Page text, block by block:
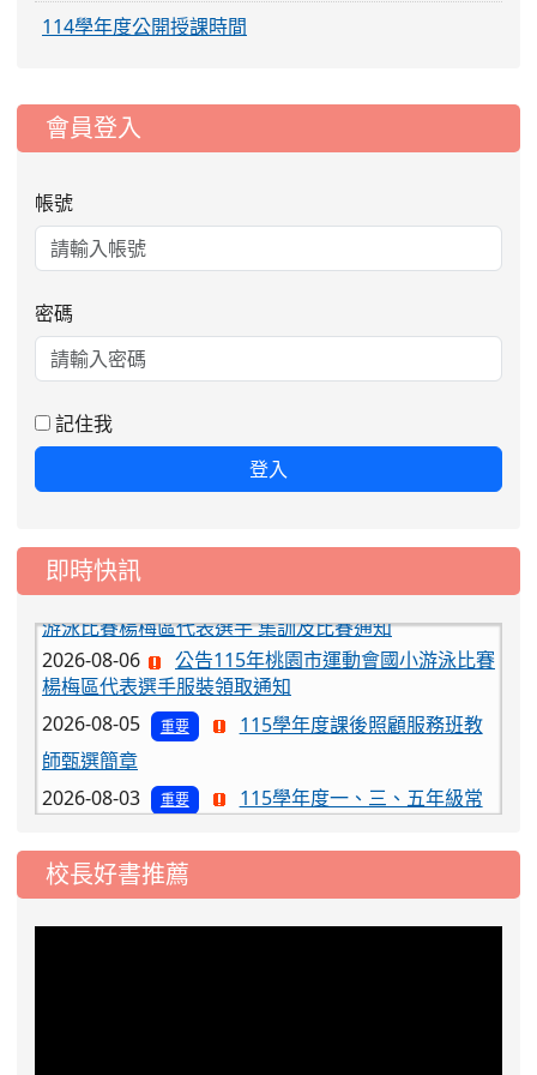
114學年度公開授課時間
::: 會員登入
帳號
密碼
記住我
登入
即時快訊
2026-08-06
公告115年桃園市運動會國小游泳比賽
楊梅區代表選手服裝領取通知
2026-08-05
重要
115學年度課後照顧服務班教
師甄選簡章
2026-08-03
態編班結果公告
2026-07-31
公告
學校對面建案申請8月份「施
工車輛臨停」一案，請各位用路人留意
校長好書推薦